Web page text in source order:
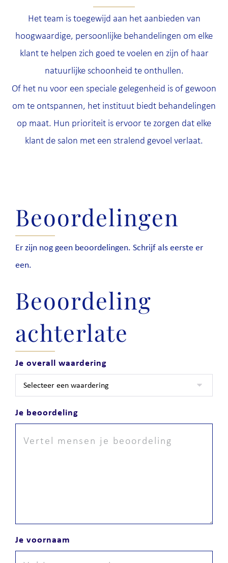
Het team is toegewijd aan het aanbieden van
hoogwaardige, persoonlijke behandelingen om elke
klant te helpen zich goed te voelen en zijn of haar
natuurlijke schoonheid te onthullen.
Of het nu voor een speciale gelegenheid is of gewoon
om te ontspannen, het instituut biedt behandelingen
op maat. Hun prioriteit is ervoor te zorgen dat elke
klant de salon met een stralend gevoel verlaat.
Beoordelingen
Er zijn nog geen beoordelingen. Schrijf als eerste er
een.
Beoordeling
achterlate
Je overall waardering
Je beoordeling
Je voornaam